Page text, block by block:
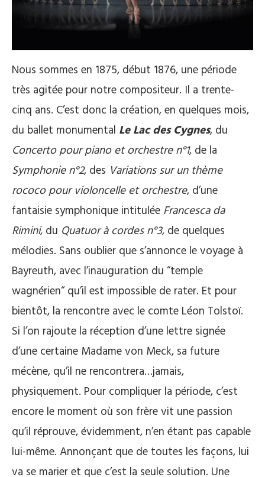
Nous sommes en 1875, début 1876, une période
très agitée pour notre compositeur. Il a trente-
cinq ans. C’est donc la création, en quelques mois,
du ballet monumental Le Lac des Cygnes, du
Concerto pour piano et orchestre n°1, de la
Symphonie n°2, des Variations sur un thème
rococo pour violoncelle et orchestre, d’une
fantaisie symphonique intitulée Francesca da
Rimini, du Quatuor à cordes n°3, de quelques
mélodies. Sans oublier que s’annonce le voyage à
Bayreuth, avec l’inauguration du “temple
wagnérien“ qu’il est impossible de rater. Et pour
bientôt, la rencontre avec le comte Léon Tolstoï.
Si l’on rajoute la réception d’une lettre signée
d’une certaine Madame von Meck, sa future
mécène, qu’il ne rencontrera…jamais,
physiquement. Pour compliquer la période, c’est
encore le moment où son frère vit une passion
qu’il réprouve, évidemment, n’en étant pas capable
lui-même. Annonçant que de toutes les façons, lui
va se marier et que c’est la seule solution. Une